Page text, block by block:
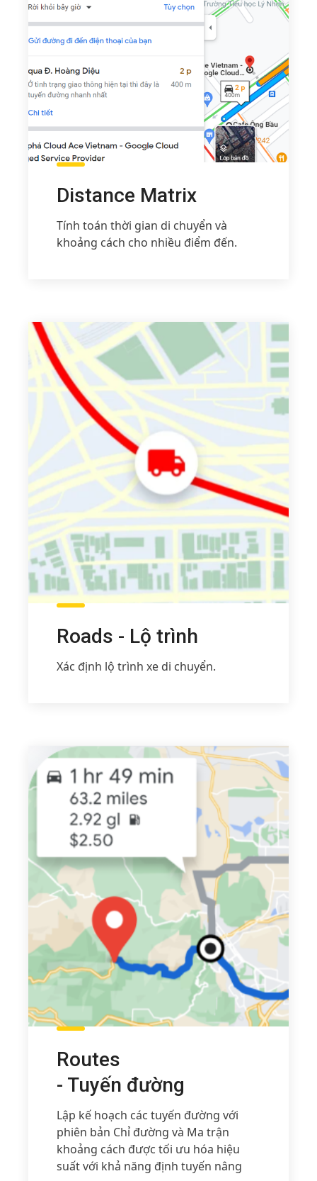
Distance Matrix
Tính toán thời gian di chuyển và
khoảng cách cho nhiều điểm đến.
Roads - Lộ trình
Xác định lộ trình xe di chuyển.
Routes
- Tuyến đường
Lập kế hoạch các tuyến đường với
phiên bản Chỉ đường và Ma trận
khoảng cách được tối ưu hóa hiệu
suất với khả năng định tuyến nâng